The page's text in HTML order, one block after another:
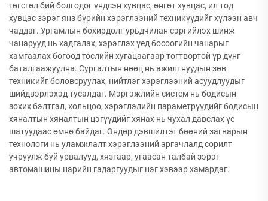
төгсгөл бий болгодог үндсэн хувцас, өнгөт хувцас, ил тод
хувцас зэрэг янз бүрийн хэрэглээний техникүүдийг хүлээн авч
чаддаг. Ургамлын бохирдолг урьдчилан сэргийлэх шинж
чанарууд нь хадгалах, хэрэглэх үед босоогийн чанарыг
хамгаалах бөгөөд төслийн хугацаагаар тогтвортой үр дүнг
баталгаажуулна. Сургалтын нөөц нь ажилтнуудын зөв
техникийг боловсруулах, нийтлэг хэрэглээний асуудлуудыг
шийдвэрлэхэд тусалдаг. Мэргэжлийн систем нь бодисын
зохих бэлтгэл, хольцоо, хэрэглэлийн параметрүүдийг бодисын
хяналтын хяналтын цэгүүдийг хянах нь чухал давслах үе
шатуудаас өмнө байдаг. Өндөр дэвшилтэт бөөний загварын
технологи нь уламжлалт хэрэглээний аргачлалд сорилт
учруулж буй урвалууд, хязгаар, угаасан талбай зэрэг
автомашины нарийн гадаргуудыг нэг хэвээр хамардаг.